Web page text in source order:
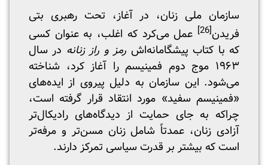
سازمان ملی زنان، در آغاز، تحت رهبری بتی
فریدن[26]
عمل می‌کرد که اغلب، به عنوان کسی
که با کتاب پیشگامانه‌اش رمز و راز زنانهدر سال
۱۹۶۳ موج دوم فمینیسم را آغاز کرد، شناخته
می‌شود. این سازمان به دلیل پیروی از ایده‌های
«فمینیسم سفید» مورد انتقاد قرار گرفته است،
چراکه به جای حمایت از دیدگاه‌های رادیکال‌تر
آزادی زنان، عمدتاً شامل زنان مسن‌تر و مرفه‌تر
است که بیشتر بر قدرت سیاسی تمرکز دارند.